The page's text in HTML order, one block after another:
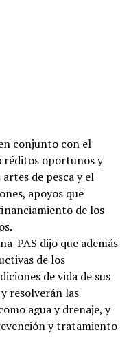
conjunto con el
oportunos y
de pesca y el
apoyos que
de los
PAS dijo que además
de los
de vida de sus
resolverán las
agua y drenaje, y
y tratamiento